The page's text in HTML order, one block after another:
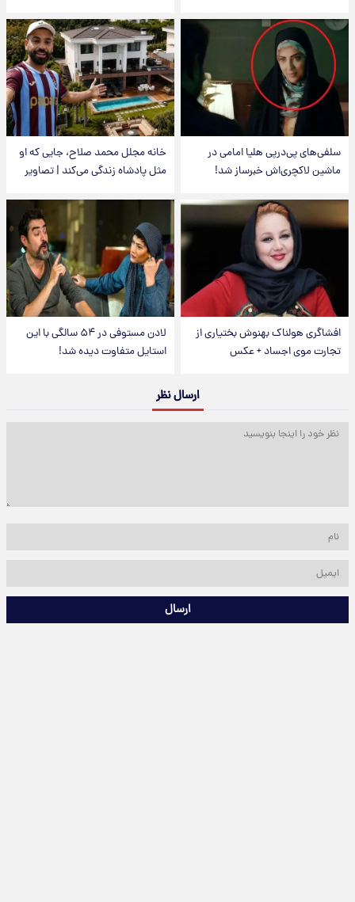
سلفی‌های پی‌درپی هلیا امامی در
ماشین لاکچری‌اش خبرساز شد!
خانه مجلل محمد صلاح، جایی که او
مثل پادشاه زندگی می‌کند | تصاویر
افشاگری هولناک بهنوش بختیاری از
تجارت موی اجساد + عکس
لادن مستوفی در ۵۴ سالگی با این
استایل متفاوت دیده شد!
ارسال نظر
ارسال